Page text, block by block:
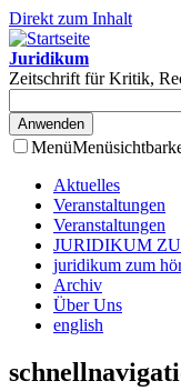
Direkt zum Inhalt
Juridikum
Zeitschrift für Kritik,
Menü
Aktuelles
Veranstaltungen
Veranstaltungen
JURIDIKUM
juridikum zum
Archiv
Über Uns
english